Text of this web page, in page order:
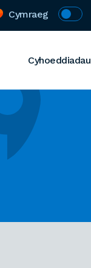
Cymraeg
Cyhoeddiadau